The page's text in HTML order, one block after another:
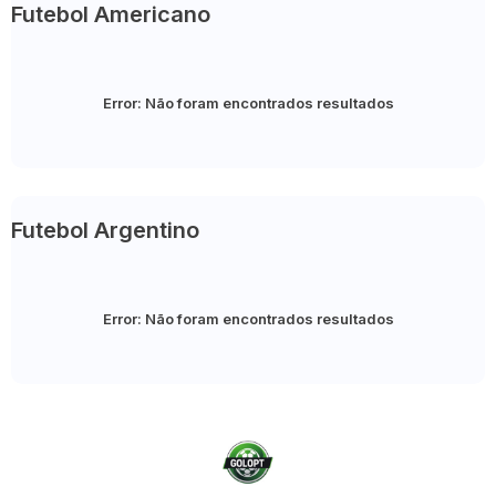
Futebol Americano
Error: Não foram encontrados resultados
Futebol Argentino
Error: Não foram encontrados resultados